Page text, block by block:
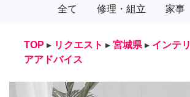
全て 修理・組立 家事
TOP ▸ リクエスト ▸ 宮城県 ▸ インテ
アアドバイス